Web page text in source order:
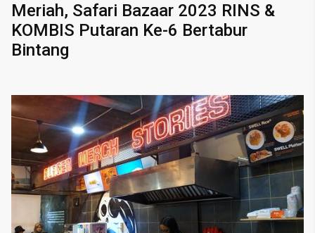
Meriah, Safari Bazaar 2023 RINS &
KOMBIS Putaran Ke-6 Bertabur
Bintang